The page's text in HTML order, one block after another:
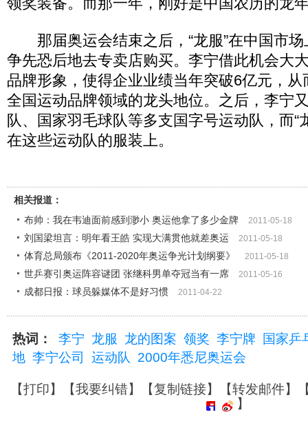
那届奥运会结束之后，“龙服”在中国市场
争先恐后地去专卖店购买。李宁借此机会大
品牌形象，使得企业业绩当年突破6亿元，
全国运动品牌领域的龙头地位。之后，李宁
队、国家羽毛球队等多支国字号运动队，而“
在这些运动队的服装上。
相关报道：
布帅：我在韦迪面前感到渺小 奥运他拿了多少金牌
2011-05-18
刘国梁坦言：明年看王皓 实现大满贯他就差奥运 2011-05-18
体育总局颁布《2011-2020年奥运争光计划纲要》 2011-05-18
世乒赛引奥运阵容谜团 张继科男单夺冠当有一席 2011-05-16
成都日报：球员躲媒体不是好习惯 2011-04-22
热词： 李宁 龙服 龙的图案 领奖 李宁牌
国家乒
地 李宁公司 运动队 2000年悉尼奥运会
【打印】【我要纠错】【复制链接】【转发邮件】
】